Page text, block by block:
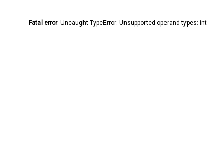
Fatal error: Uncaught TypeError: Unsupported operand types: